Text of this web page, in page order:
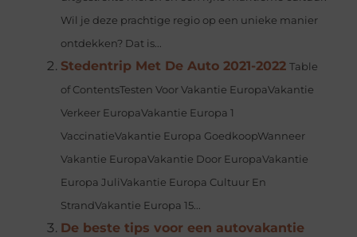
Wil je deze prachtige regio op een unieke manier
ontdekken? Dat is...
Stedentrip Met De Auto 2021-2022 Table
of ContentsTesten Voor Vakantie EuropaVakantie
Verkeer EuropaVakantie Europa 1
VaccinatieVakantie Europa GoedkoopWanneer
Vakantie EuropaVakantie Door EuropaVakantie
Europa JuliVakantie Europa Cultuur En
StrandVakantie Europa 15...
De beste tips voor een autovakantie